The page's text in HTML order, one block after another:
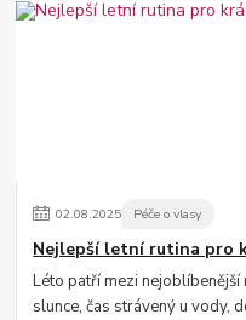
02.08.2025 Péče o vlasy
Nejlepší letní rutina pro
Léto patří mezi
slunce, čas strávený u vody,